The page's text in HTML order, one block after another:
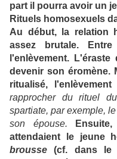
part il pourra avoir un
Rituels homosexuels
Au début, la relation
assez brutale.
l'enlèvement.
devenir son éromène.
ritualisé, l'enlèvement
rapprocher du rituel
spartiate, par exemple,
son épouse.
attendaient le jeune
brousse (cf. dans le